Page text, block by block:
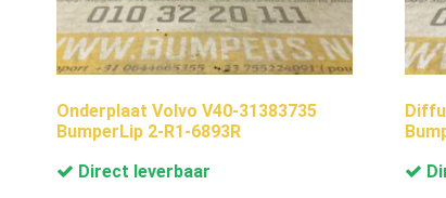
Onderplaat Volvo V40-31383735
BumperLip 2-R1-6893R
Direct leverbaar